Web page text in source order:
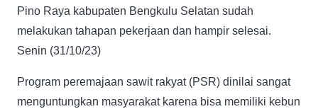
Pino Raya kabupaten Bengkulu Selatan sudah
melakukan tahapan pekerjaan dan hampir selesai.
Senin (31/10/23)
Program peremajaan sawit rakyat (PSR) dinilai sangat
menguntungkan masyarakat karena bisa memiliki kebun